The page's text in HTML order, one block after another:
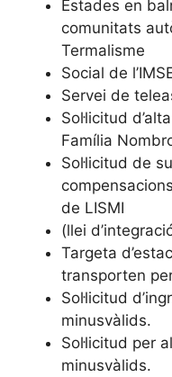
Estades en
comunitats
Termalisme
Social de
Servei de
Sol·licitud
Família
Sol·licitud de
de LISMI
(llei
Targeta
transporten
Sol·licitud
minusvàlids.
Sol·licitud per
minusvàlids.